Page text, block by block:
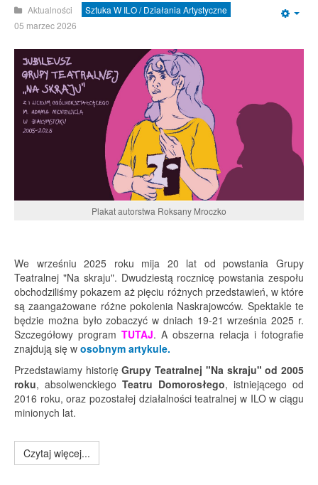
Aktualności
Sztuka W ILO / Działania Artystyczne
05 marzec 2026
Plakat autorstwa Roksany Mroczko
We wrześniu 2025 roku mija 20 lat od powstania Grupy
Teatralnej "Na skraju". Dwudziestą rocznicę powstania zespołu
obchodziliśmy pokazem aż pięciu różnych przedstawień, w które
są zaangażowane różne pokolenia Naskrajowców. Spektakle te
będzie można było zobaczyć w dniach 19-21 września 2025 r.
Szczegółowy program TUTAJ. A obszerna relacja i fotografie
znajdują się w osobnym artykule.
Przedstawiamy historięGrupy Teatralnej "Na skraju" od 2005
roku, absolwenckiego Teatru Domorosłego, istniejącego od
2016 roku, oraz pozostałej działalności teatralnej w ILO w ciągu
minionych lat.
Czytaj więcej...